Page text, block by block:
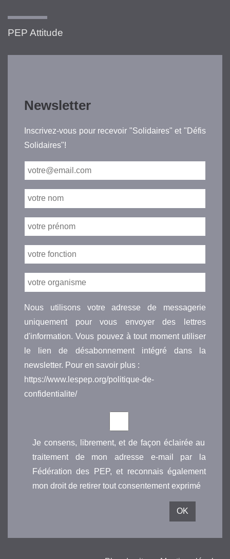
PEP Attitude
Newsletter
Inscrivez-vous pour recevoir "Solidaires" et "Défis
Solidaires"!
Nous utilisons votre adresse de messagerie
uniquement pour vous envoyer des lettres
d'information. Vous pouvez à tout moment utiliser
le lien de désabonnement intégré dans la
newsletter. Pour en savoir plus :
https://www.lespep.org/politique-de-
confidentialite/
Je consens, librement, et de façon éclairée au
traitement de mon adresse e-mail par la
Fédération des PEP, et reconnais également
mon droit de retirer tout consentement exprimé